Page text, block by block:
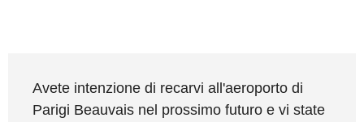
Avete intenzione di recarvi all'aeroporto di
Parigi Beauvais nel prossimo futuro e vi state